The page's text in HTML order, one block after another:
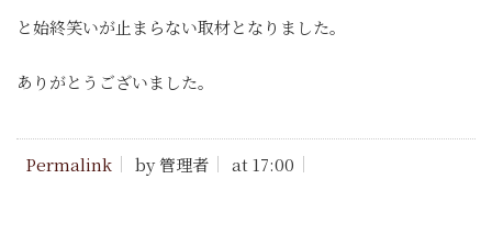
と始終笑いが止まらない取材となりました。
ありがとうございました。
Permalink by 管理者 at 17:00